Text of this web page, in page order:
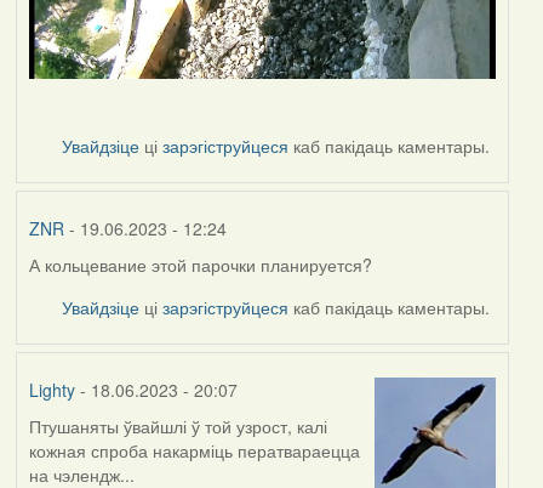
Увайдзіце цізарэгіструйцеся каб пакідаць каментары.
ZNR - 19.06.2023 - 12:24
А кольцевание этой парочки планируется?
Увайдзіце цізарэгіструйцеся каб пакідаць каментары.
Lighty- 18.06.2023 - 20:07
Птушаняты ўвайшлі ў той узрост, калі
кожная спроба накарміць ператвараецца
на чэлендж...